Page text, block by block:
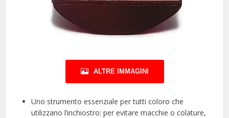
ALTRE IMMAGINI
Uno strumento essenziale per tutti coloro che
utilizzano l’inchiostro: per evitare macchie o colature,